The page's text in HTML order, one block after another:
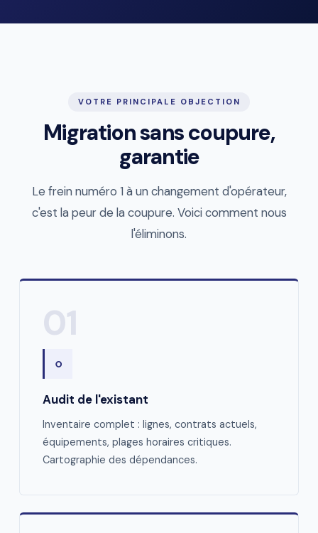
VOTRE PRINCIPALE OBJECTION
Migration sans coupure,
garantie
Le frein numéro 1 à un changement d'opérateur,
c'est la peur de la coupure. Voici comment nous
l'éliminons.
01
○
Audit de l'existant
Inventaire complet : lignes, contrats actuels,
équipements, plages horaires critiques.
Cartographie des dépendances.